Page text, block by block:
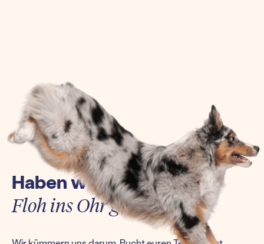
Haben wir euch einen
Floh ins Ohr gesetzt?